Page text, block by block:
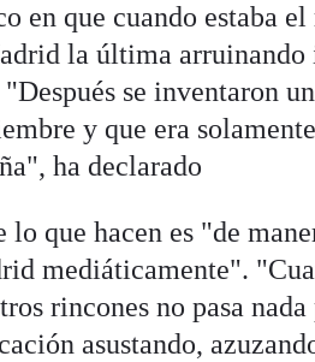
en que cuando estaba
la última arruinando
se inventaron
y que era
ha declarado
lo que hacen es "de
mediáticamente".
rincones no pasa
asustando,